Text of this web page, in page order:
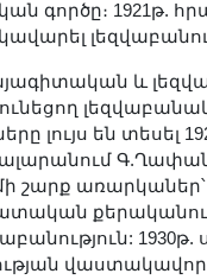
գործը։ 1921թ.
և
ունեցող
լույս են տեսել
շարք
1930թ.
վաստակավոր